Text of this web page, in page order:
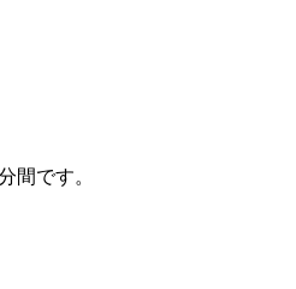
間です。